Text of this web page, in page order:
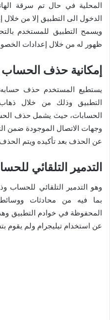
المحلية في حال تم سرقة
الدخول الى التطبيق إلا من خلال
ويسمح التطبيق للمستخدم
ظهور له من خلال إعدادات
إمكانية حذف
يستطيع المستخدم حذف
التطبيق وذلك من خلال
الحسابات، حيث يشمل حذف
وجهات الاتصال الموجودة ضمن
عن الحذف بعد تأكيده ويتم
التدمير التلقائي
وهو التدمير التلقائي
بما فيه من محادثات
المحفوظة في خوادم التطبيق
عن استخدام تيليجرام ولم يقوم